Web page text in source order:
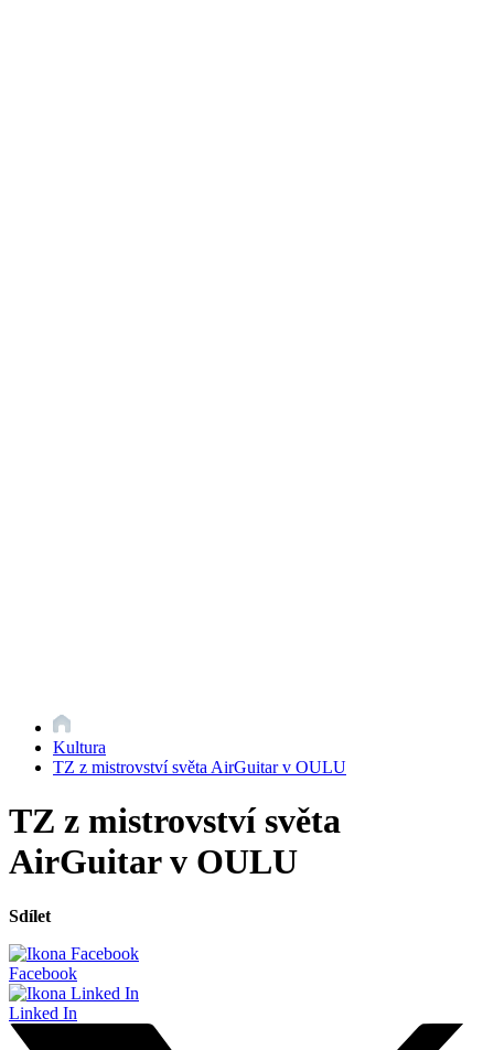
Kultura
TZ z mistrovství světa AirGuitar v OULU
TZ z mistrovství světa
AirGuitar v OULU
Sdílet
Facebook
Linked In